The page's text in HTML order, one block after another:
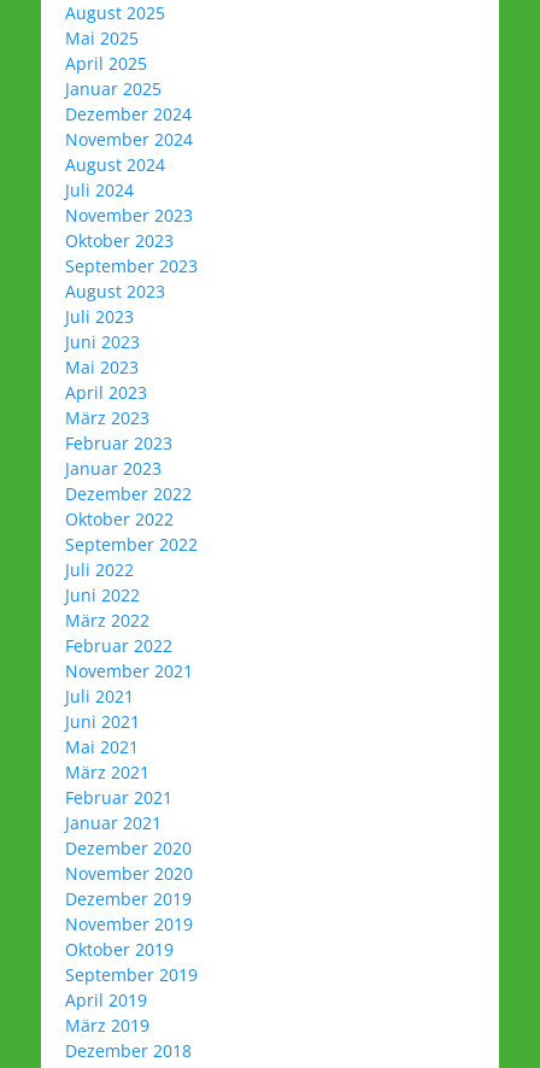
August 2025
Mai 2025
April 2025
Januar 2025
Dezember 2024
November 2024
August 2024
Juli 2024
November 2023
Oktober 2023
September 2023
August 2023
Juli 2023
Juni 2023
Mai 2023
April 2023
März 2023
Februar 2023
Januar 2023
Dezember 2022
Oktober 2022
September 2022
Juli 2022
Juni 2022
März 2022
Februar 2022
November 2021
Juli 2021
Juni 2021
Mai 2021
März 2021
Februar 2021
Januar 2021
Dezember 2020
November 2020
Dezember 2019
November 2019
Oktober 2019
September 2019
April 2019
März 2019
Dezember 2018